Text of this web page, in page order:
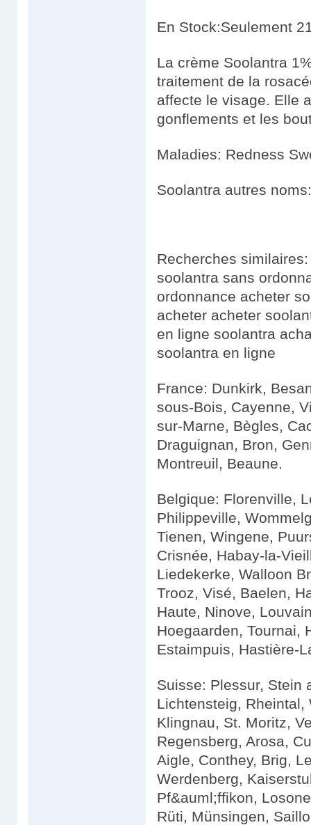
En Stock:Seulement
La crème Soolantra
traitement de la
affecte le visage. Elle
gonflements et les
Maladies: Redness
Soolantra autres
Recherches
soolantra sans
ordonnance acheter
acheter acheter
en ligne soolantra
soolantra en ligne
France: Dunkirk,
sous-Bois, Cayenne,
sur-Marne, Bègles,
Draguignan, Bron,
Montreuil, Beaune.
Belgique: Florenville,
Philippeville,
Tienen, Wingene,
Crisnée, Habay-la-
Liedekerke, Walloon
Trooz, Visé, Baelen,
Haute, Ninove,
Hoegaarden, Tournai,
Estaimpuis, Hastière-
Suisse: Plessur, Stein
Lichtensteig, Rheintal,
Klingnau, St. Moritz,
Regensberg, Arosa,
Aigle, Conthey, Brig,
Werdenberg,
Pf&auml;ffikon,
Rüti, Münsingen,